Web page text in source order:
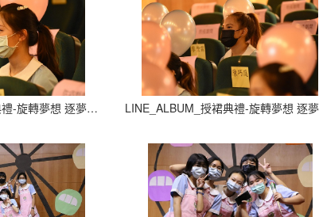
LINE_ALBUM_授裙典禮-旋轉夢想 逐夢飛翔_210927_29